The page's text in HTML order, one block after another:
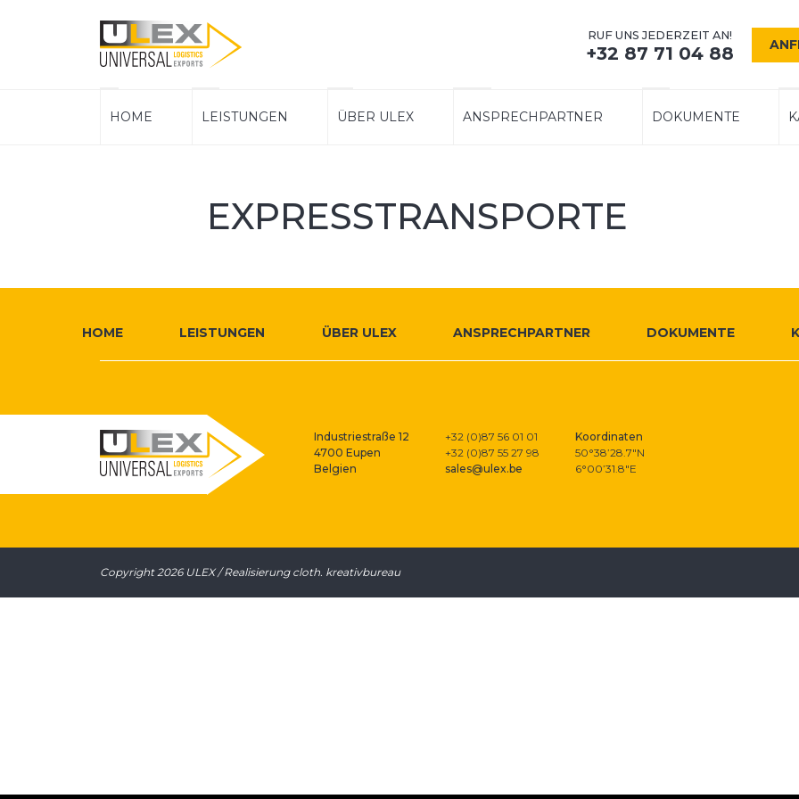
ULEX
RUF UNS JEDERZEIT AN!
+32 87 71 04 88
Hauptnavigation
HOME LEISTUNGEN ÜBER ULEX ANSPRECHPARTNER DOKUMENTE
EXPRESSTRANSPORTE
Footer
Navigation
HOME LEISTUNGEN ÜBER ULEX ANSPRECHPARTNER DOKUMENTE
Industriestraße 12
4700 Eupen
Belgien
+32 (0)87 56 01 01
+32 (0)87 55 27 98
sales@ulex.be
Koordinaten
50°38’28.7″N
6°00’31.8″E
Copyright 2026 ULEX / Realisierung cloth. kreativbureau